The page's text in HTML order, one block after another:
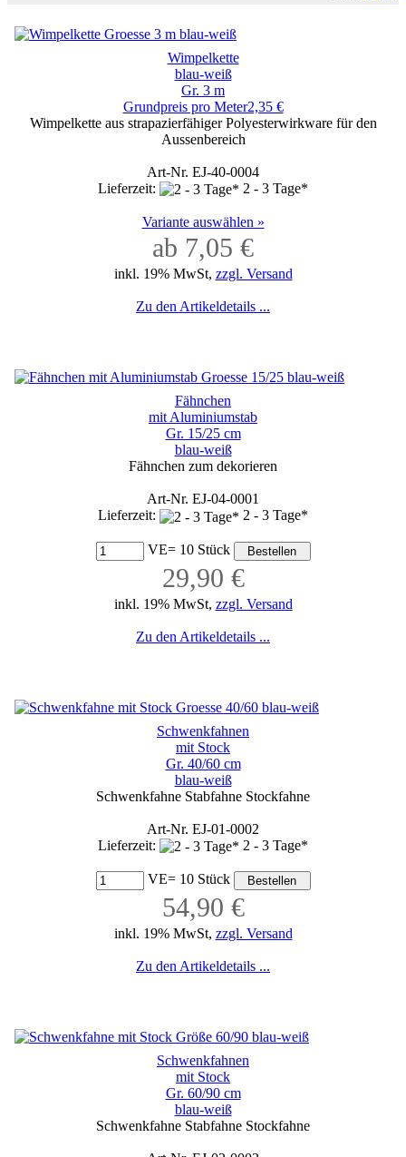
Wimpelkette
blau-weiß
Gr. 3 m
Grundpreis pro Meter2,35 €
Wimpelkette aus strapazierfähiger Polyesterwirkware für den
Aussenbereich
Art-Nr. EJ-40-0004
Lieferzeit:
2 - 3 Tage*
Variante auswählen »
ab 7,05 €
inkl. 19% MwSt, zzgl. Versand
Zu den Artikeldetails ...
Fähnchen
mit Aluminiumstab
Gr. 15/25 cm
blau-weiß
Fähnchen zum dekorieren
Art-Nr. EJ-04-0001
Lieferzeit:
2 - 3 Tage*
VE= 10 Stück
29,90 €
inkl. 19% MwSt, zzgl. Versand
Zu den Artikeldetails ...
Schwenkfahnen
mit Stock
Gr. 40/60 cm
blau-weiß
Schwenkfahne Stabfahne Stockfahne
Art-Nr. EJ-01-0002
Lieferzeit:
2 - 3 Tage*
VE= 10 Stück
54,90 €
inkl. 19% MwSt, zzgl. Versand
Zu den Artikeldetails ...
Schwenkfahnen
mit Stock
Gr. 60/90 cm
blau-weiß
Schwenkfahne Stabfahne Stockfahne